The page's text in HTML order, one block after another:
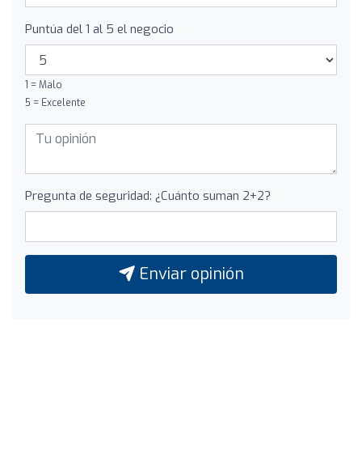
Puntúa del 1 al 5 el negocio
1 = Malo
5 = Excelente
Pregunta de seguridad: ¿Cuánto suman 2+2?
Enviar opinión